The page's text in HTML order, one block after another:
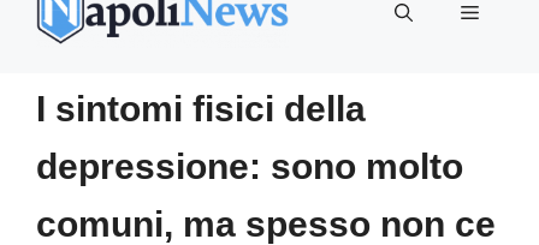
contenuto
MENU
I sintomi fisici della
depressione: sono molto
comuni, ma spesso non ce